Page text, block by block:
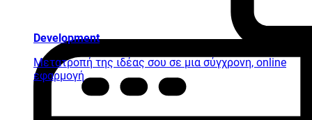
Development
Μετατροπή της ιδέας σου σε μια σύγχρονη, online
εφαρμογή